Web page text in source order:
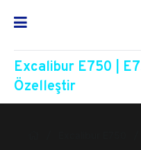
Excalibur E750 |
Özelleştir